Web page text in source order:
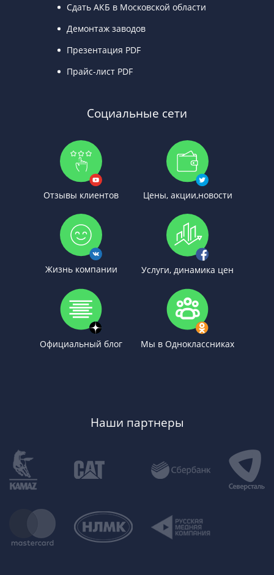
Сдать АКБ в Московской области
Демонтаж заводов
Презентация PDF
Прайс-лист PDF
Социальные сети
Отзывы клиентов Цены, акции,новости
Жизнь компании Услуги, динамика цен
Официальный блог Мы в Одноклассниках
Наши партнеры